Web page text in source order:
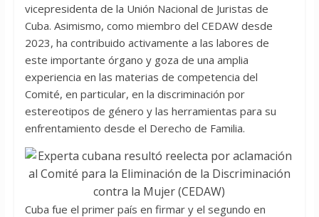
vicepresidenta de la Unión Nacional de Juristas de
Cuba. Asimismo, como miembro del CEDAW desde
2023, ha contribuido activamente a las labores de
este importante órgano y goza de una amplia
experiencia en las materias de competencia del
Comité, en particular, en la discriminación por
estereotipos de género y las herramientas para su
enfrentamiento desde el Derecho de Familia.
Cuba fue el primer país en firmar y el segundo en